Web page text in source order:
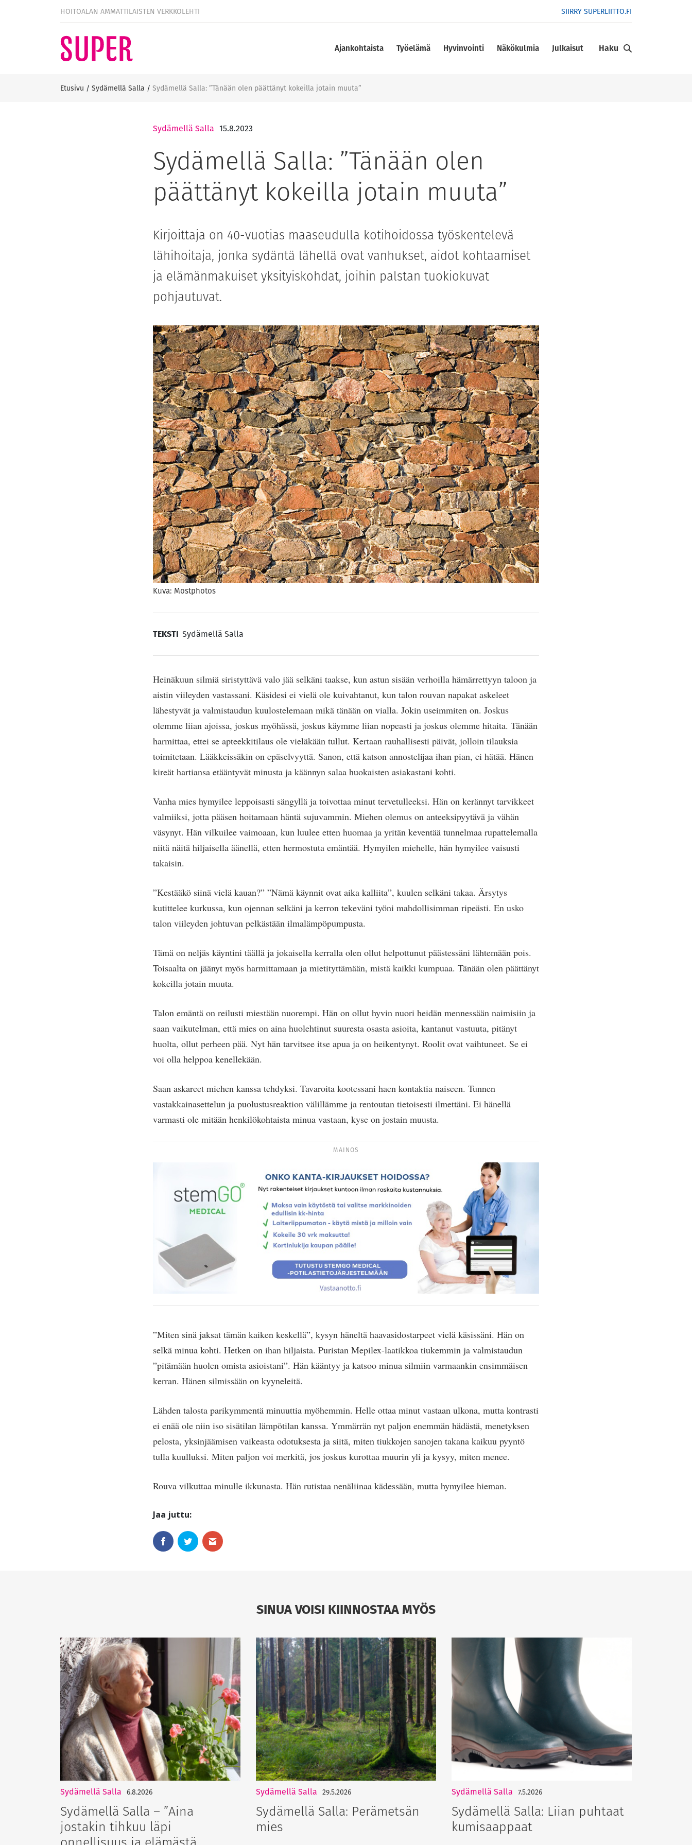
HOITOALAN AMMATTILAISTEN VERKKOLEHTI SIIRRY SUPERLIITTO.FI
Ajankohtaista Työelämä Hyvinvointi Näkökulmia Julkaisut Haku
Etusivu / Sydämellä Salla / Sydämellä Salla: ”Tänään olen päättänyt kokeilla jotain muuta”
Sydämellä Salla 15.8.2023
Sydämellä Salla: ”Tänään olen
päättänyt kokeilla jotain muuta”
Kirjoittaja on 40-vuotias maaseudulla kotihoidossa työskentelevä
lähihoitaja, jonka sydäntä lähellä ovat vanhukset, aidot kohtaamiset
ja elämänmakuiset yksityiskohdat, joihin palstan tuokiokuvat
pohjautuvat.
Kuva: Mostphotos
TEKSTI Sydämellä Salla
Heinäkuun silmiä siristyttävä valo jää selkäni taakse, kun astun sisään verhoilla hämärrettyyn taloon ja
aistin viileyden vastassani. Käsidesi ei vielä ole kuivahtanut, kun talon rouvan napakat askeleet
lähestyvät ja valmistaudun kuulostelemaan mikä tänään on vialla. Jokin useimmiten on. Joskus
olemme liian ajoissa, joskus myöhässä, joskus käymme liian nopeasti ja joskus olemme hitaita. Tänään
harmittaa, ettei se apteekkitilaus ole vieläkään tullut. Kertaan rauhallisesti päivät, jolloin tilauksia
toimitetaan. Lääkkeissäkin on epäselvyyttä. Sanon, että katson annostelijaa ihan pian, ei hätää. Hänen
kireät hartiansa etääntyvät minusta ja käännyn salaa huokaisten asiakastani kohti.
Vanha mies hymyilee leppoisasti sängyllä ja toivottaa minut tervetulleeksi. Hän on kerännyt tarvikkeet
valmiiksi, jotta pääsen hoitamaan häntä sujuvammin. Miehen olemus on anteeksipyytävä ja vähän
väsynyt. Hän vilkuilee vaimoaan, kun luulee etten huomaa ja yritän keventää tunnelmaa rupattelemalla
niitä näitä hiljaisella äänellä, etten hermostuta emäntää. Hymyilen miehelle, hän hymyilee vaisusti
takaisin.
”Kestääkö siinä vielä kauan?” ”Nämä käynnit ovat aika kalliita”, kuulen selkäni takaa. Ärsytys
kutittelee kurkussa, kun ojennan selkäni ja kerron tekeväni työni mahdollisimman ripeästi. En usko
talon viileyden johtuvan pelkästään ilmalämpöpumpusta.
Tämä on neljäs käyntini täällä ja jokaisella kerralla olen ollut helpottunut päästessäni lähtemään pois.
Toisaalta on jäänyt myös harmittamaan ja mietityttämään, mistä kaikki kumpuaa. Tänään olen päättänyt
kokeilla jotain muuta.
Talon emäntä on reilusti miestään nuorempi. Hän on ollut hyvin nuori heidän mennessään naimisiin ja
saan vaikutelman, että mies on aina huolehtinut suuresta osasta asioita, kantanut vastuuta, pitänyt
huolta, ollut perheen pää. Nyt hän tarvitsee itse apua ja on heikentynyt. Roolit ovat vaihtuneet. Se ei
voi olla helppoa kenellekään.
Saan askareet miehen kanssa tehdyksi. Tavaroita kootessani haen kontaktia naiseen. Tunnen
vastakkainasettelun ja puolustusreaktion välillämme ja rentoutan tietoisesti ilmettäni. Ei hänellä
varmasti ole mitään henkilökohtaista minua vastaan, kyse on jostain muusta.
MAINOS
”Miten sinä jaksat tämän kaiken keskellä”, kysyn häneltä haavasidostarpeet vielä käsissäni. Hän on
selkä minua kohti. Hetken on ihan hiljaista. Puristan Mepilex-laatikkoa tiukemmin ja valmistaudun
”pitämään huolen omista asioistani”. Hän kääntyy ja katsoo minua silmiin varmaankin ensimmäisen
kerran. Hänen silmissään on kyyneleitä.
Lähden talosta parikymmentä minuuttia myöhemmin. Helle ottaa minut vastaan ulkona, mutta kontrasti
ei enää ole niin iso sisätilan lämpötilan kanssa. Ymmärrän nyt paljon enemmän hädästä, menetyksen
pelosta, yksinjäämisen vaikeasta odotuksesta ja siitä, miten tiukkojen sanojen takana kaikuu pyyntö
tulla kuulluksi. Miten paljon voi merkitä, jos joskus kurottaa muurin yli ja kysyy, miten menee.
Rouva vilkuttaa minulle ikkunasta. Hän rutistaa nenäliinaa kädessään, mutta hymyilee hieman.
SINUA VOISI KIINNOSTAA MYÖS
Sydämellä Salla 6.8.2026
Sydämellä Salla – ”Aina
jostakin tihkuu läpi
Sydämellä Salla 29.5.2026
Sydämellä Salla: Perämetsän
mies
Sydämellä Salla 7.5.2026
Sydämellä Salla: Liian puhtaat
kumisaappaat